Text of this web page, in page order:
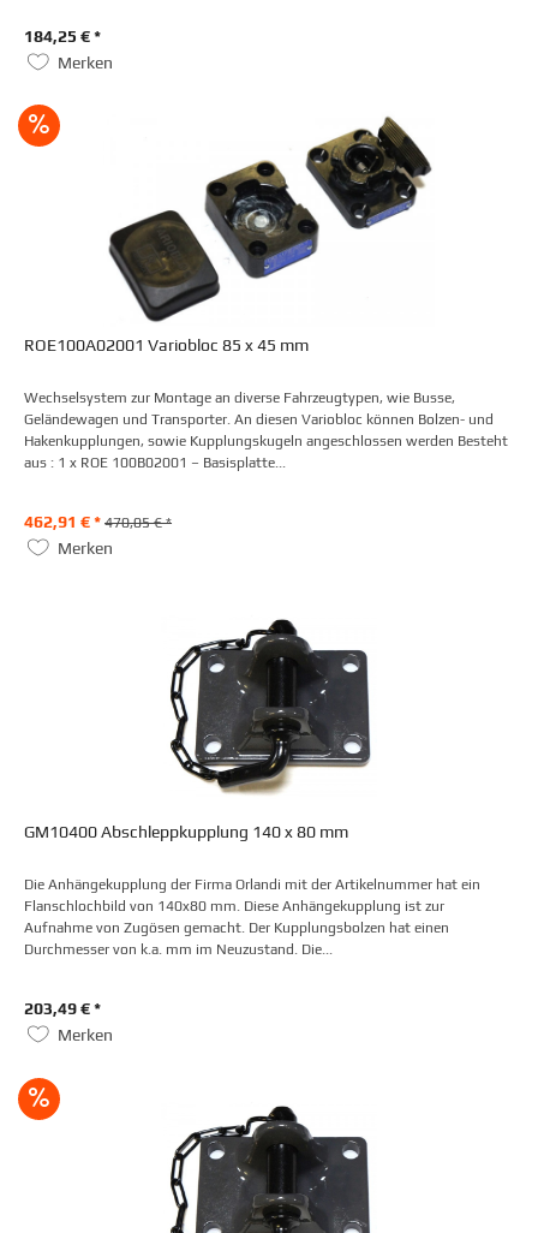
184,25 € *
Merken
ROE100A02001 Variobloc 85 x 45 mm
Wechselsystem zur Montage an diverse Fahrzeugtypen, wie Busse,
Geländewagen und Transporter. An diesen Variobloc können Bolzen- und
Hakenkupplungen, sowie Kupplungskugeln angeschlossen werden Besteht
aus : 1 x ROE 100B02001 – Basisplatte...
462,91 € * 470,05 € *
Merken
GM10400 Abschleppkupplung 140 x 80 mm
Die Anhängekupplung der Firma Orlandi mit der Artikelnummer hat ein
Flanschlochbild von 140x80 mm. Diese Anhängekupplung ist zur
Aufnahme von Zugösen gemacht. Der Kupplungsbolzen hat einen
Durchmesser von k.a. mm im Neuzustand. Die...
203,49 € *
Merken